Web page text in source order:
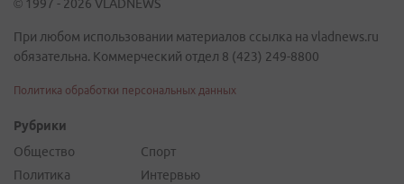
© 1997 - 2026 VLADNEWS
При любом использовании материалов ссылка на vladnews.ru
обязательна. Коммерческий отдел 8 (423) 249-8800
Политика обработки персональных данных
Рубрики
Общество
Политика
Спорт
Интервью